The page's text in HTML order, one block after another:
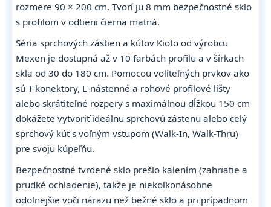
rozmere 90 × 200 cm. Tvorí ju 8 mm bezpečnostné sklo
s profilom v odtieni čierna matná.
Séria sprchových zástien a kútov Kioto od výrobcu
Mexen je dostupná až v 10 farbách profilu a v šírkach
skla od 30 do 180 cm. Pomocou voliteľných prvkov ako
sú T-konektory, L-nástenné a rohové profilové lišty
alebo skrátiteľné rozpery s maximálnou dĺžkou 150 cm
dokážete vytvoriť ideálnu sprchovú zástenu alebo celý
sprchový kút s voľným vstupom (Walk-In, Walk-Thru)
pre svoju kúpeľňu.
Bezpečnostné tvrdené sklo prešlo kalením (zahriatie a
prudké ochladenie), takže je niekoľkonásobne
odolnejšie voči nárazu než bežné sklo a pri prípadnom